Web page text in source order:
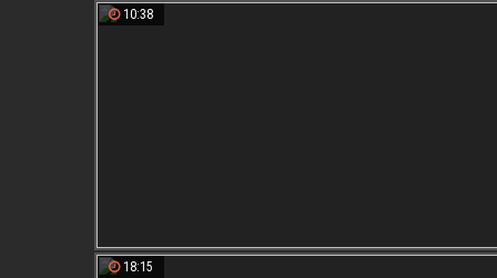
10:38
18:15